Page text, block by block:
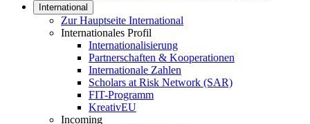
International
Zur Hauptseite International
Internationales Profil
Internationalisierung
Partnerschaften & Kooperationen
Internationale Zahlen
Scholars at Risk Network (SAR)
FIT-Programm
KreativEU
Incoming